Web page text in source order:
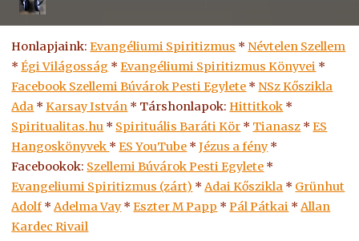
Honlapjaink:Evangéliumi Spiritizmus * Névtelen Szellem
*Égi Világosság *Evangéliumi Spiritizmus Könyvei *
Facebook Szellemi Búvárok Pesti Egylete * NSz Kőszikla
Ada *Karsay István * Társhonlapok:Hittitkok *
Spiritualitas.hu * Spirituális Baráti Kör * Tianasz *ES
Hangoskönyvek *ESYouTube *Jézus a fény *
Facebookok: Szellemi Búvárok Pesti Egylete *
Evangeliumi Spiritizmus (zárt) *Adai Kőszikla * Grünhut
Adolf *Adelma Vay *Eszter M Papp *Pál Pátkai *Allan
Kardec Rivail